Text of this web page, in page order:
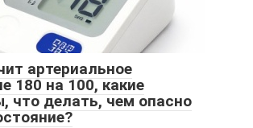
артериальное
180 на 100, какие
что делать, чем опасно